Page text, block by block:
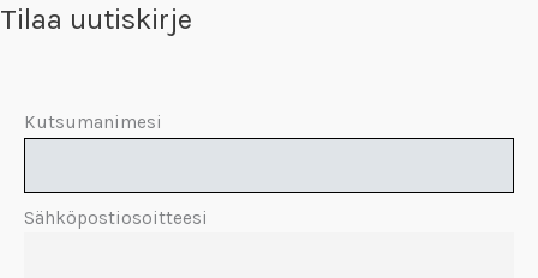
Tilaa uutiskirje
Kutsumanimesi
Sähköpostiosoitteesi